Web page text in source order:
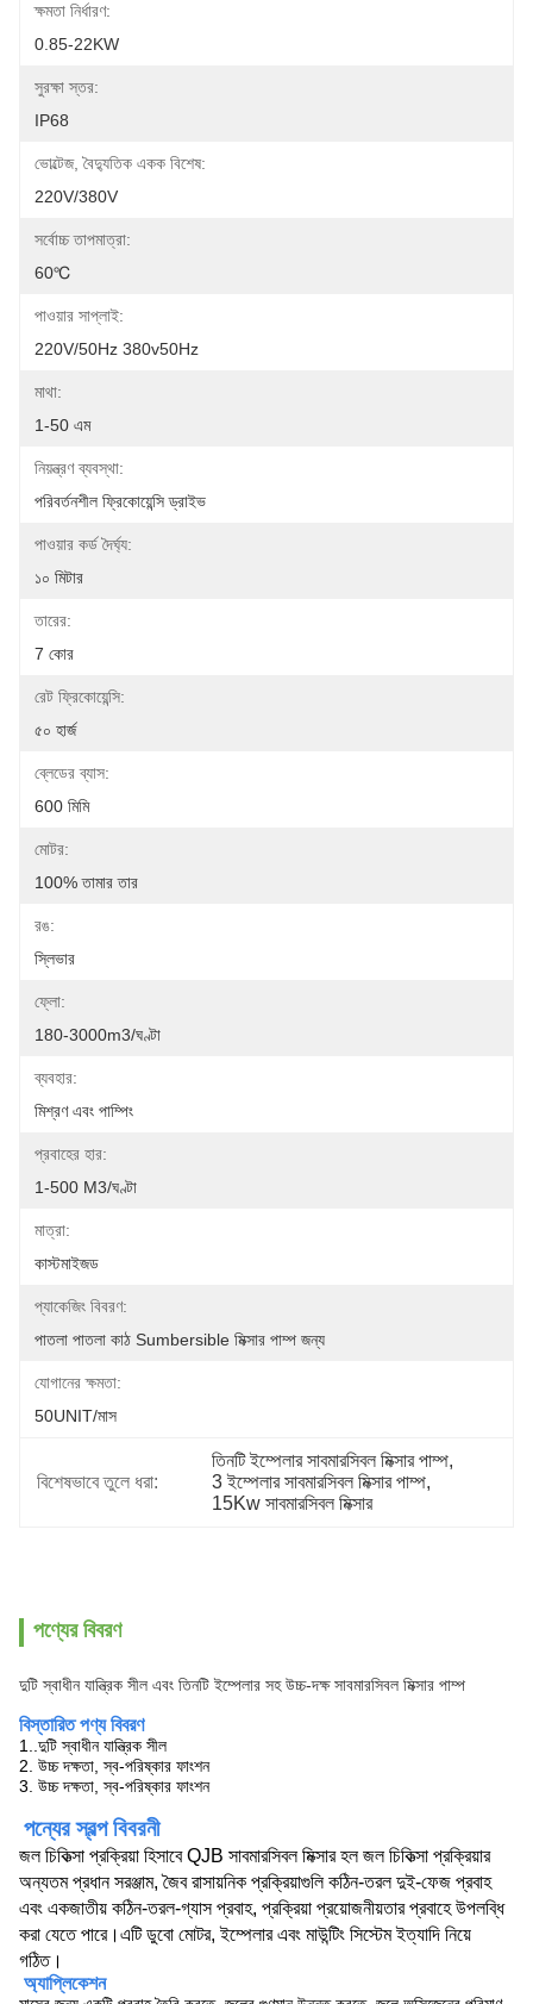
ক্ষমতা নির্ধারণ:
0.85-22KW
সুরক্ষা স্তর:
IP68
ভোল্টেজ, বৈদ্যুতিক একক বিশেষ:
220V/380V
সর্বোচ্চ তাপমাত্রা:
60℃
পাওয়ার সাপ্লাই:
220V/50Hz 380v50Hz
মাথা:
1-50 এম
নিয়ন্ত্রণ ব্যবস্থা:
পরিবর্তনশীল ফ্রিকোয়েন্সি ড্রাইভ
পাওয়ার কর্ড দৈর্ঘ্য:
১০ মিটার
তারের:
7 কোর
রেট ফ্রিকোয়েন্সি:
৫০ হার্জ
ব্লেডের ব্যাস:
600 মিমি
মোটর:
100% তামার তার
রঙ:
স্লিভার
ফ্লো:
180-3000m3/ঘণ্টা
ব্যবহার:
মিশ্রণ এবং পাম্পিং
প্রবাহের হার:
1-500 M3/ঘণ্টা
মাত্রা:
কাস্টমাইজড
প্যাকেজিং বিবরণ:
পাতলা পাতলা কাঠ Sumbersible মিক্সার পাম্প জন্য
যোগানের ক্ষমতা:
50UNIT/মাস
বিশেষভাবে তুলে ধরা:
তিনটি ইম্পেলার সাবমারসিবল মিক্সার পাম্প,
3 ইম্পেলার সাবমারসিবল মিক্সার পাম্প,
15Kw সাবমারসিবল মিক্সার
পণ্যের বিবরণ
দুটি স্বাধীন যান্ত্রিক সীল এবং তিনটি ইম্পেলার সহ উচ্চ-দক্ষ সাবমারসিবল মিক্সার পাম্প
বিস্তারিত পণ্য বিবরণ
1..দুটি স্বাধীন যান্ত্রিক সীল
2. উচ্চ দক্ষতা, স্ব-পরিষ্কার ফাংশন
3. উচ্চ দক্ষতা, স্ব-পরিষ্কার ফাংশন
পন্যের স্বল্প বিবরনী
জল চিকিত্সা প্রক্রিয়া হিসাবে QJB সাবমারসিবল মিক্সার হল জল চিকিত্সা প্রক্রিয়ার
অন্যতম প্রধান সরঞ্জাম, জৈব রাসায়নিক প্রক্রিয়াগুলি কঠিন-তরল দুই-ফেজ প্রবাহ
এবং একজাতীয় কঠিন-তরল-গ্যাস প্রবাহ, প্রক্রিয়া প্রয়োজনীয়তার প্রবাহে উপলব্ধি
করা যেতে পারে।এটি ডুবো মোটর, ইম্পেলার এবং মাউন্টিং সিস্টেম ইত্যাদি নিয়ে
গঠিত।
অ্যাপ্লিকেশন